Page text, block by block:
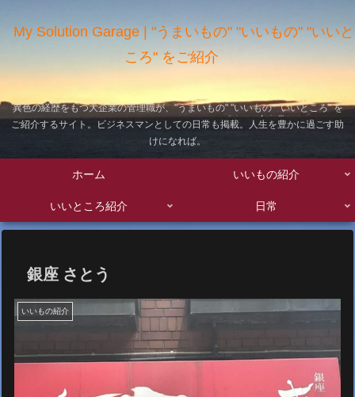
My Solution Garage | "うまいもの" "いいもの" "いいと
ころ" をご紹介
異色の経歴をもつ大企業の管理職が、"うまいもの" "いいもの" "いいところ" を
ご紹介するサイト。ビジネスマンとしての日常も掲載。人生を豊かに過ごす助
けになれば。
ホーム いいもの紹介
いいところ紹介 日常
銀座 さとう
いいもの紹介